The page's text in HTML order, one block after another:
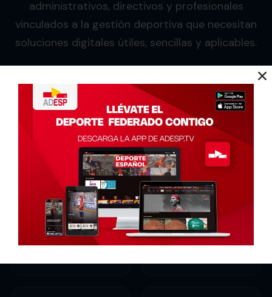
administrativos, directivos y profesionales
vinculados a la gestión deportiva que necesitan
soluciones digitales útiles, sencillas y aplicables.
Técnicos
deportivos
Gestores y
responsables
de entidades
Personal de
federaciones
y clubes
Coordinadores
y entrenadores
Equipos
administrativos
Profesionales
de proyectos